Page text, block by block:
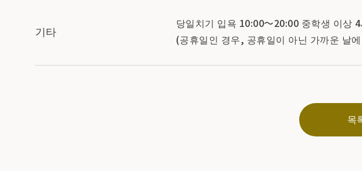
기타
당일치기 입욕 10:00～20:00 중학생 이상
(공휴일인 경우, 공휴일이 아닌 가까운 날
목